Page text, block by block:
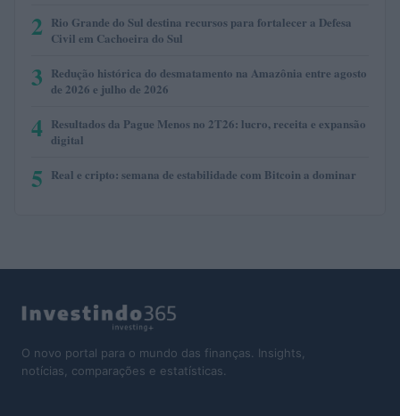
2 Rio Grande do Sul destina recursos para fortalecer a Defesa
Civil em Cachoeira do Sul
3 Redução histórica do desmatamento na Amazônia entre agosto
de 2026 e julho de 2026
4 Resultados da Pague Menos no 2T26: lucro, receita e expansão
digital
5 Real e cripto: semana de estabilidade com Bitcoin a dominar
O novo portal para o mundo das finanças. Insights,
notícias, comparações e estatísticas.